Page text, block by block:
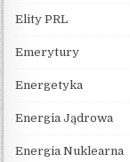
Elity PRL
Emerytury
Energetyka
Energia Jądrowa
Energia Nuklearna